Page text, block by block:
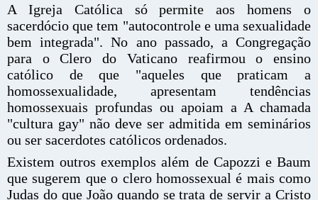
A Igreja Católica só permite aos homens o
sacerdócio que tem "autocontrole e uma sexualidade
bem integrada". No ano passado, a Congregação
para o Clero do Vaticano reafirmou o ensino
católico de que "aqueles que praticam a
homossexualidade, apresentam tendências
homossexuais profundas ou apoiam a A chamada
"cultura gay" não deve ser admitida em seminários
ou ser sacerdotes católicos ordenados.
Existem outros exemplos além de Capozzi e Baum
que sugerem que o clero homossexual é mais como
Judas do que João quando se trata de servir a Cristo